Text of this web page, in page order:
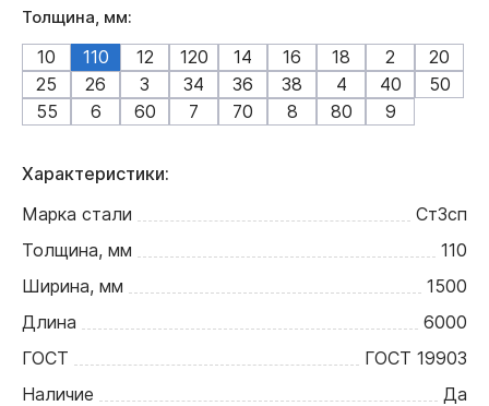
Толщина, мм:
10 110 12 120 14 16 18 2
20
25
26 3 34 36 38 4 40
50
55
6 60 7 70 8 80 9
Характеристики:
Марка стали
Ст3сп
Толщина, мм
110
Ширина, мм
1500
Длина
6000
ГОСТ
ГОСТ 19903
Наличие
Да